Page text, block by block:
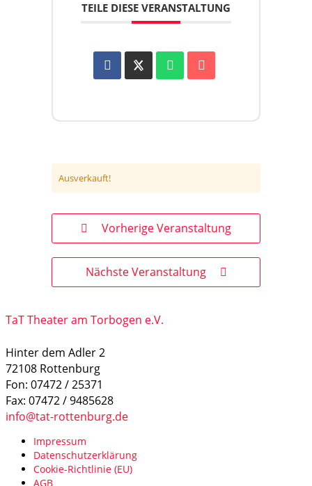
TEILE DIESE VERANSTALTUNG
Ausverkauft!
Vorherige Veranstaltung
Nächste Veranstaltung
TaT Theater am Torbogen e.V.
Hinter dem Adler 2
72108 Rottenburg
Fon: 07472 / 25371
Fax: 07472 / 9485628
info@tat-rottenburg.de
Impressum
Datenschutzerklärung
Cookie-Richtlinie (EU)
AGB